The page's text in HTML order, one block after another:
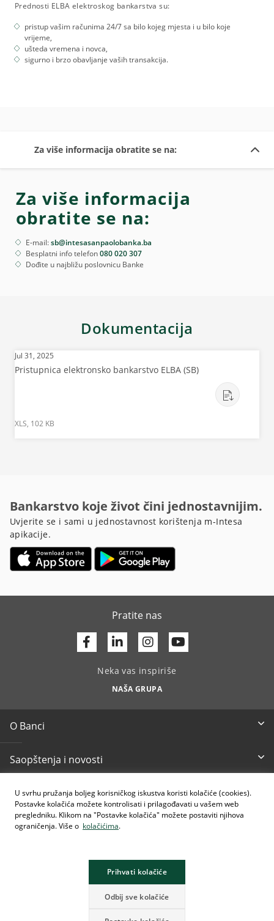
U svrhu pružanja boljeg korisničkog iskustva koristi kolačiće (cookies).
Postavke kolačića možete kontrolisati i prilagođavati u vašem web
pregledniku. Klikom na "Postavke kolačića" možete postaviti njihova
ograničenja. Više o kolačićima.
Prihvati kolačiće
Odbij sve kolačiće
Prednosti ELBA elektroskog bankarstva su:
pristup vašim računima 24/7 sa bilo kojeg mjesta i u bilo koje
vrijeme,
ušteda vremena i novca,
sigurno i brzo obavljanje vaših transakcija.
Za više informacija obratite se na:
Za više informacija
obratite se na:
E-mail:sb@intesasanpaolobanka.ba
Besplatni info telefon080 020 307
Dođite u najbližu poslovnicu Banke
Dokumentacija
Jul 31, 2025
Pristupnica elektronsko bankarstvo ELBA (SB)
XLS, 102 KB
Bankarstvo koje život čini jednostavnijim.
Uvjerite se i sami u jednostavnost korištenja m-Intesa
apikacije.
Pratite nas
Facebook
Linkedin
Neka vas inspiriše
NAŠA GRUPA
O Banci
Saopštenja i novosti
Dokumenti i izvještaji
Ostale informacije